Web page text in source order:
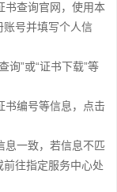
书查询官网，使用本
账号并填写个人信
询”或“证书下载”等
书编号等信息，点击
息一致，若信息不匹
往指定服务中心处